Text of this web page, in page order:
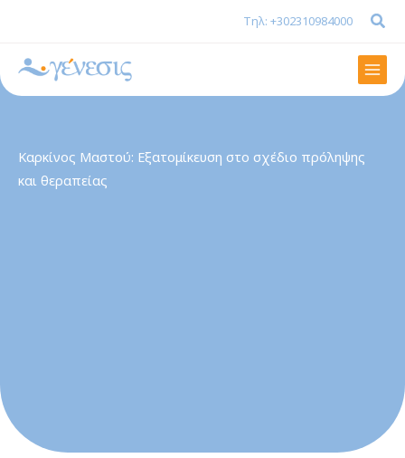
περιεχόμενο
Τηλ: +302310984000
Καρκίνος Μαστού: Eξατομίκευση στο σχέδιο πρόληψης
και θεραπείας